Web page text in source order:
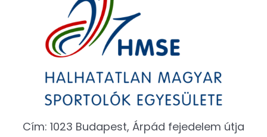
Cím: 1023 Budapest, Árpád fejedelem útja